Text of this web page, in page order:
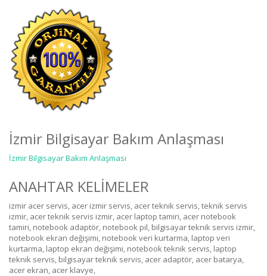
İzmir Bilgisayar Bakım Anlaşması
İzmir Bilgisayar Bakım Anlaşması
ANAHTAR KELİMELER
izmir acer servis, acer izmir servis, acer teknik servis, teknik servis
izmir, acer teknik servis izmir, acer laptop tamiri, acer notebook
tamiri, notebook adaptör, notebook pil, bilgisayar teknik servis izmir,
notebook ekran değişimi, notebook veri kurtarma, laptop veri
kurtarma, laptop ekran değişimi, notebook teknik servis, laptop
teknik servis, bilgisayar teknik servis, acer adaptör, acer batarya,
acer ekran, acer klavye,